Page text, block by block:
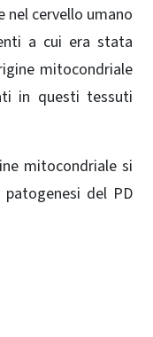
nel cervello umano
a cui era stata
mitocondriale
in questi tessuti
mitocondriale si
del PD